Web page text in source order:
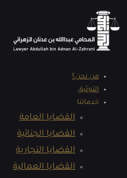
من نحن؟
التوثيق
خدماتنا
القضايا العامة
القضايا الجنائية
القضايا التجارية
القضايا العمالية